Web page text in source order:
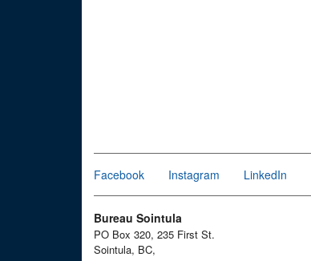
Facebook Instagram LinkedIn
Bureau Sointula
PO Box 320, 235 First St.
Sointula, BC,